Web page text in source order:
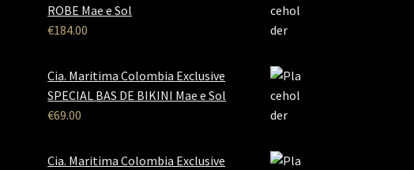
ROBE Mae e Sol
€184.00
Cia. Maritima Colombia Exclusive
SPECIAL BAS DE BIKINI Mae e Sol
€69.00
Cia. Maritima Colombia Exclusive